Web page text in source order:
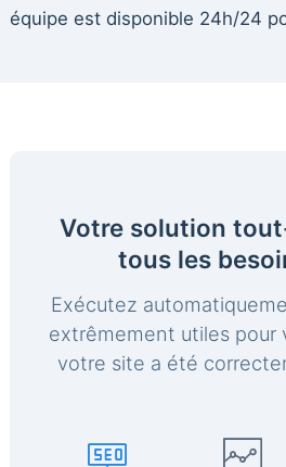
équipe est disponible 24h/24
Votre solution
tous les
Exécutez
extrêmement utiles pour
votre site a été